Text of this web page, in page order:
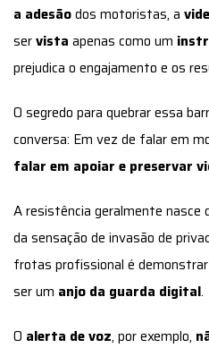
a adesãodos motoristas, a
servista apenas como um
prejudica o engajamento e os
O segredo para quebrar essa
conversa: Em vez de falar em
falar em apoiar e preservar
A resistência geralmente nasce
da sensação de invasão de
frotas profissional é
ser um anjo da guarda digital.
O alerta de voz, por exemplo,